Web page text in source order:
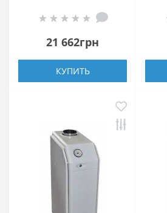
21 662грн
КУПИТЬ